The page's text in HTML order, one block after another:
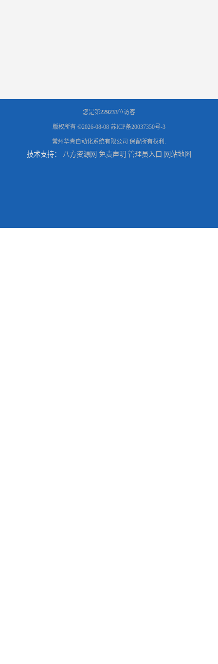
您是第229233位访客
版权所有 ©2026-08-08 苏ICP备20037350号-3
常州华青自动化系统有限公司 保留所有权利.
技术支持： 八方资源网 免责声明 管理员入口 网站地图